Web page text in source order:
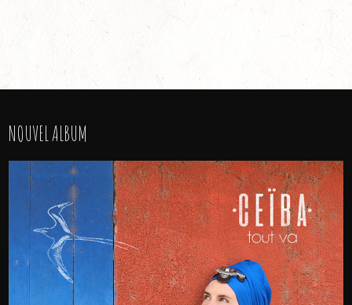
NOUVEL ALBUM